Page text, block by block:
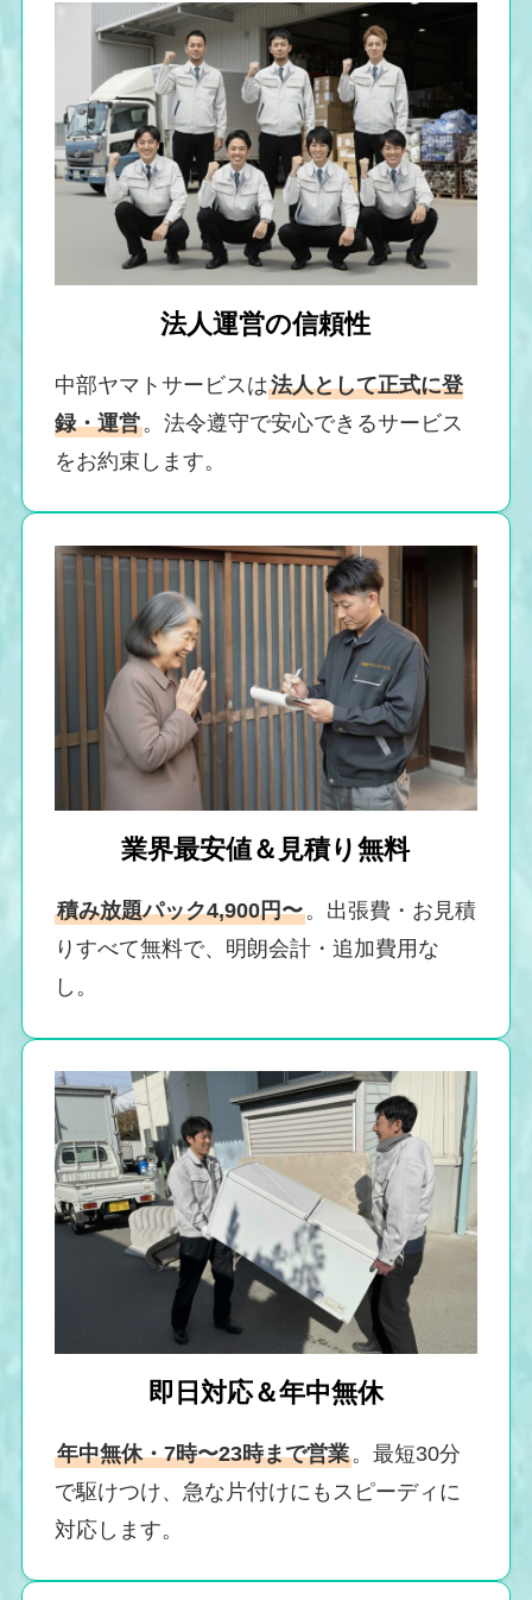
法人運営の信頼性
中部ヤマトサービスは法人として正式に登
録・運営。法令遵守で安心できるサービス
をお約束します。
業界最安値＆見積り無料
積み放題パック4,900円〜。出張費・お見積
りすべて無料で、明朗会計・追加費用な
し。
即日対応＆年中無休
年中無休・7時〜23時まで営業。最短30分
で駆けつけ、急な片付けにもスピーディに
対応します。